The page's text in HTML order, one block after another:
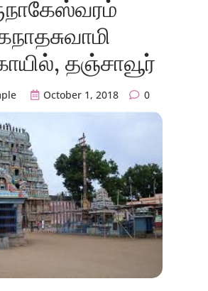
தஞ்சாவூர்
October 1, 2018 0